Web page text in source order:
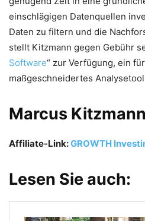
einschlägigen Datenquellen
Daten zu filtern und die
stellt Kitzmann gegen Gebühr
Software“ zur Verfügung, ein
maßgeschneidertes
Marcus
Affiliate-Link:GROWTH
Lesen Sie auch: